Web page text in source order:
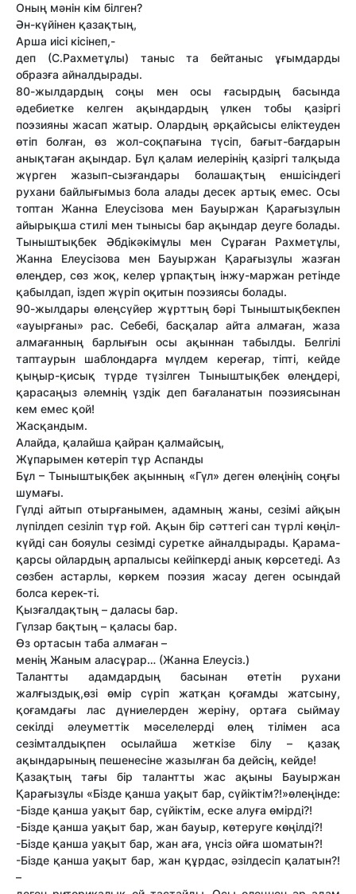
Оның мәнін кім білген?
Ән-күйінен қазақтың,
Арша иісі кісінеп,-
деп (С.Рахметұлы) таныс та бейтаныс ұғымдарды
образға айналдырады.
80-жылдардың соңы мен осы ғасырдың басында
әдебиетке келген ақындардың үлкен тобы қазіргі
поэзияны жасап жатыр. Олардың әрқайсысы еліктеуден
өтіп болған, өз жол-соқпағына түсіп, бағыт-бағдарын
анықтаған ақындар. Бұл қалам иелерінің қазіргі талқыда
жүрген жазып-сызғандары болашақтың еншісіндегі
рухани байлығымыз бола алады десек артық емес. Осы
топтан Жанна Елеусізова мен Бауыржан Қарағызұлын
айырықша стилі мен тынысы бар ақындар деуге болады.
Тыныштықбек Әбдікәкімұлы мен Сұраған Рахметұлы,
Жанна Елеусізова мен Бауыржан Қарағызұлы жазған
өлеңдер, сөз жоқ, келер ұрпақтың інжу-маржан ретінде
қабылдап, іздеп жүріп оқитын поэзиясы болады.
90-жылдары өлеңсүйер жұрттың бәрі Тыныштықбекпен
«ауырғаны» рас. Себебі, басқалар айта алмаған, жаза
алмағанның барлығын осы ақыннан табылды. Белгілі
таптаурын шаблондарға мүлдем кереғар, тіпті, кейде
қыңыр-қисық түрде түзілген Тыныштықбек өлеңдері,
қарасаңыз әлемнің үздік деп бағаланатын поэзиясынан
кем емес қой!
Жасқандым.
Алайда, қалайша қайран қалмайсың,
Жұпарымен көтеріп тұр Аспанды
Бұл – Тыныштықбек ақынның «Гүл» деген өлеңінің соңғы
шумағы.
Гүлді айтып отырғанымен, адамның жаны, сезімі айқын
лүпілдеп сезіліп тұр ғой. Ақын бір сәттегі сан түрлі көңіл-
күйді сан бояулы сезімді суретке айналдырады. Қарама-
қарсы ойлардың арпалысы кейіпкерді анық көрсетеді. Аз
сөзбен астарлы, көркем поэзия жасау деген осындай
болса керек-ті.
Қызғалдақтың – даласы бар.
Гүлзар бақтың – қаласы бар.
Өз ортасын таба алмаған –
менің Жаным аласұрар… (Жанна Елеусіз.)
Талантты адамдардың басынан өтетін рухани
жалғыздық,өзі өмір сүріп жатқан қоғамды жатсыну,
қоғамдағы лас дүниелерден жеріну, ортаға сыймау
секілді әлеуметтік мәселелерді өлең тілімен аса
сезімталдықпен осылайша жеткізе білу – қазақ
ақындарының пешенесіне жазылған ба дейсің, кейде!
Қазақтың тағы бір талантты жас ақыны Бауыржан
Қарағызұлы «Бізде қанша уақыт бар, сүйіктім?!»өлеңінде:
-Бізде қанша уақыт бар, сүйіктім, еске алуға өмірді?!
-Бізде қанша уақыт бар, жан бауыр, көтеруге көңілді?!
-Бізде қанша уақыт бар, жан аға, үнсіз ойға шоматын?!
-Бізде қанша уақыт бар, жан құрдас, әзілдесіп қалатын?!
–